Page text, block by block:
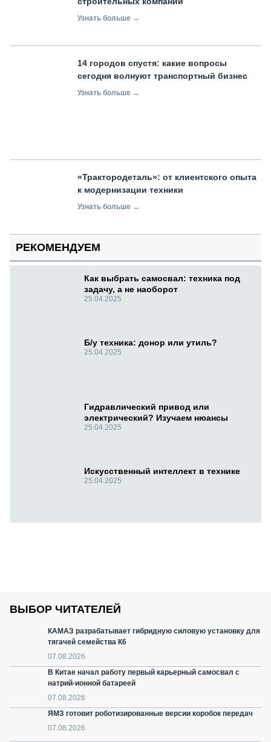
Узнать больше →
14 городов спустя: какие вопросы
сегодня волнуют транспортный бизнес
Узнать больше →
«Трактородеталь»: от клиентского опыта
к модернизации техники
Узнать больше →
РЕКОМЕНДУЕМ
Как выбрать самосвал: техника под
задачу, а не наоборот
25.04.2025
Б/у техника: донор или утиль?
25.04.2025
Гидравлический привод или
электрический? Изучаем нюансы
25.04.2025
Искусственный интеллект в технике
25.04.2025
ВЫБОР ЧИТАТЕЛЕЙ
КАМАЗ разрабатывает гибридную силовую установку для
тягачей семейства К6
07.08.2026
В Китае начал работу первый карьерный самосвал с
натрий-ионной батареей
07.08.2026
ЯМЗ готовит роботизированные версии коробок передач
07.08.2026